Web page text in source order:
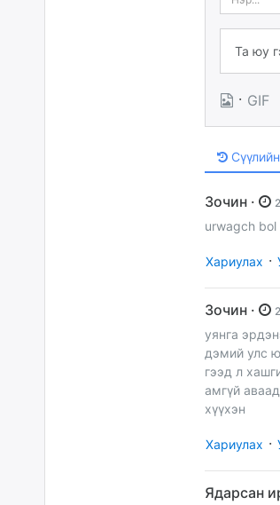
· GIF
Сүүлийн
Зочин ·
urwagch
Хариулах ·
Зочин ·
уянга
дэмий улс
гээд л
амгүй
хүүхэн
Хариулах ·